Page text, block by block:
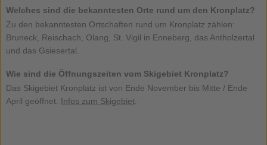
Welches sind die bekanntesten Orte rund um den Kronplatz?
Zu den bekanntesten Ortschaften rund um Kronplatz zählen:
Bruneck, Reischach, Olang, St. Vigil in Enneberg, das Antholzertal
und das Gsiesertal.
Wie sind die Öffnungszeiten vom Skigebiet Kronplatz?
Das Skigebiet Kronplatz ist von Ende November bis Mitte / Ende
April geöffnet. Infos zum Skigebiet.